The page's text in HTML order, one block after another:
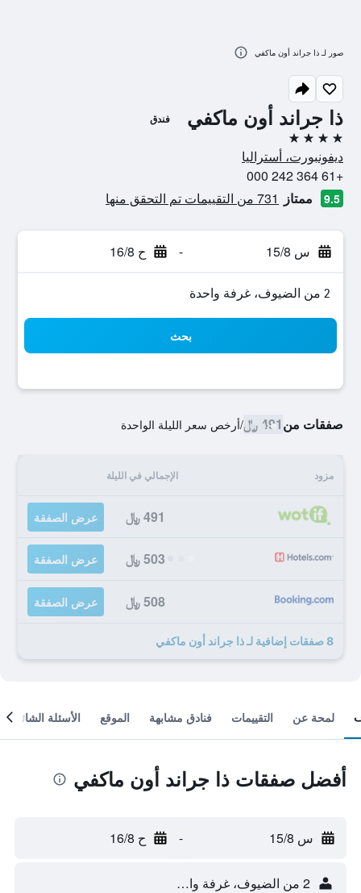
ذا جراند أون ماكفي فندق
4 نجوم
ديفونبورت، أستراليا
+61 364 242 000
9.5 ممتاز 731 من التقييمات تم التحقق منها
س 15/8 - ح 16/8
2 من الضيوف، غرفة واحدة
بحث
صفقات من491 ﷼ /أرخص سعر الليلة الواحدة
مزود الإجمالي في الليلة
491 ﷼ عرض الصفقة
503 ﷼ عرض الصفقة
508 ﷼ عرض الصفقة
8 صفقات إضافية لـ ذا جراند أون ماكفي
صور لـ ذا جراند أون ماكفي
لمحة عن التقييمات فنادق مشابهة الموقع الأسئلة الشائعة
أفضل صفقات ذا جراند أون ماكفي
س 15/8 - ح 16/8
2 من الضيوف، غرفة واحدة